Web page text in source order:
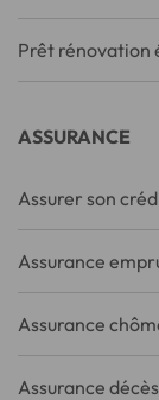
Prêt rénovation
ASSURANCE
Assurer son
Assurance
Assurance
Assurance décès